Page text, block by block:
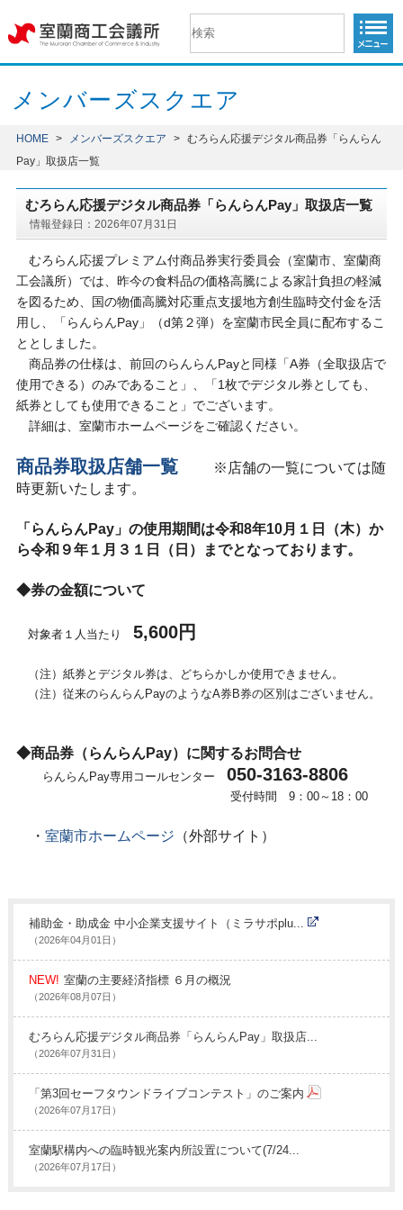
メンバーズスクエア
HOME > メンバーズスクエア >
むろらん応援デジタル商品券「らんらん
Pay」取扱店一覧
むろらん応援デジタル商品券「らんらんPay」取扱店一覧
情報登録日：2026年07月31日
むろらん応援プレミアム付商品券実行委員会（室蘭市、室蘭商
工会議所）では、昨今の食料品の価格高騰による家計負担の軽減
を図るため、国の物価高騰対応重点支援地方創生臨時交付金を活
用し、「らんらんPay」（d第２弾）を室蘭市民全員に配布するこ
ととしました。
商品券の仕様は、前回のらんらんPayと同様「A券（全取扱店で
使用できる）のみであること」、「1枚でデジタル券としても、
紙券としても使用できること」でございます。
詳細は、室蘭市ホームページをご確認ください。
商品券取扱店舗一覧
※店舗の一覧については随
時更新いたします。
「らんらんPay」の使用期間は令和8年10月１日（木）か
ら令和９年１月３１日（日）までとなっております。
◆券の金額について
対象者１人当たり 5,600円
（注）紙券とデジタル券は、どちらかしか使用できません。
（注）従来のらんらんPayのようなA券B券の区別はございません。
◆商品券（らんらんPay）に関するお問合せ
らんらんPay専用コールセンター 050-3163-8806
受付時間 9：00～18：00
・ 室蘭市ホームページ （外部サイト）
補助金・助成金 中小企業支援サイト（ミラサポplu...
（2026年04月01日）
NEW! 室蘭の主要経済指標 ６月の概況
（2026年08月07日）
むろらん応援デジタル商品券「らんらんPay」取扱店...
（2026年07月31日）
「第3回セーフタウンドライブコンテスト」のご案内
（2026年07月17日）
室蘭駅構内への臨時観光案内所設置について(7/24...
（2026年07月17日）